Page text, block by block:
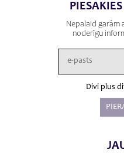
Nepalaid garām
noderīgu
Divi plus